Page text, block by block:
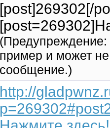
[post]269302[/
(Предупреждение:
пример и может
сообщение.)
http://